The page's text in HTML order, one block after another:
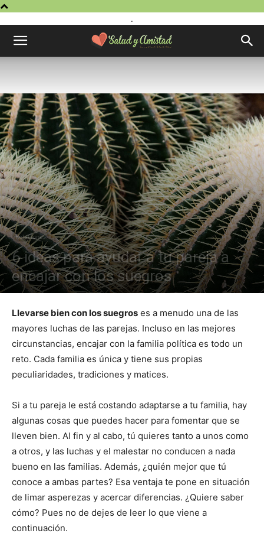
.
Relaciones
6 ideas para ayudar a tu pareja a
encajar con los suegros
Llevarse bien con los suegros es a menudo una de las
mayores luchas de las parejas. Incluso en las mejores
circunstancias, encajar con la familia política es todo un
reto. Cada familia es única y tiene sus propias
peculiaridades, tradiciones y matices.
Si a tu pareja le está costando adaptarse a tu familia, hay
algunas cosas que puedes hacer para fomentar que se
lleven bien. Al fin y al cabo, tú quieres tanto a unos como
a otros, y las luchas y el malestar no conducen a nada
bueno en las familias. Además, ¿quién mejor que tú
conoce a ambas partes? Esa ventaja te pone en situación
de limar asperezas y acercar diferencias. ¿Quiere saber
cómo? Pues no de dejes de leer lo que viene a
continuación.